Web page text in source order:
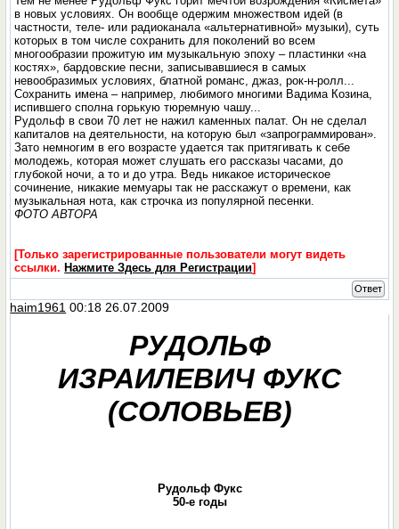
в новых условиях. Он вообще одержим множеством идей (в
частности, теле- или радиоканала «альтернативной» музыки), суть
которых в том числе сохранить для поколений во всем
многообразии прожитую им музыкальную эпоху – пластинки «на
костях», бардовские песни, записывавшиеся в самых
невообразимых условиях, блатной романс, джаз, рок-н-ролл...
Сохранить имена – например, любимого многими Вадима Козина,
испившего сполна горькую тюремную чашу...
Рудольф в свои 70 лет не нажил каменных палат. Он не сделал
капиталов на деятельности, на которую был «запрограммирован».
Зато немногим в его возрасте удается так притягивать к себе
молодежь, которая может слушать его рассказы часами, до
глубокой ночи, а то и до утра. Ведь никакое историческое
сочинение, никакие мемуары так не расскажут о времени, как
музыкальная нота, как строчка из популярной песенки.
ФОТО АВТОРА
[Только зарегистрированные пользователи могут видеть
ссылки. Нажмите Здесь для Регистрации]
Ответ
haim1961 00:18 26.07.2009
РУДОЛЬФ
ИЗРАИЛЕВИЧ ФУКС
(СОЛОВЬЕВ)
Рудольф Фукс
50-е годы